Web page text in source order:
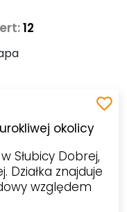
12
okolicy
Słubicy Dobrej,
Działka znajduje
względem